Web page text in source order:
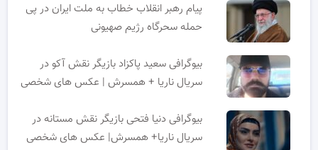
پیام رهبر انقلاب خطاب به ملت ایران در پی
حمله سحرگاه رژیم صهیونی
بیوگرافی سعید پاکزاد بازیگر نقش آکو در
سریال ناریا + همسرش | عکس های شخصی
بیوگرافی دنیا فتحی بازیگر نقش مستانه در
سریال ناریا+ همسرش| عکس های شخصی